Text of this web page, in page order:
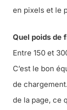
en pixels et le
Quel poids de
Entre 150 et
C’est le bon
de
de la page, ce